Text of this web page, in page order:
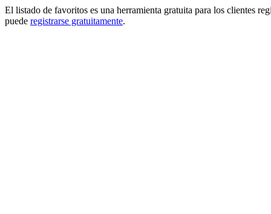
El listado de favoritos es una herramienta gratuita para los clientes
puede registrarse gratuitamente.